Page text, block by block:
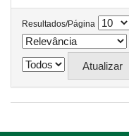
Resultados/Página